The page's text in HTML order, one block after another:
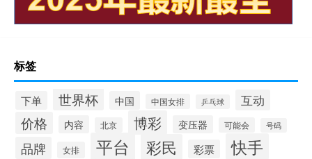
标签
下单 世界杯 中国 中国女排 乒乓球 互动
价格 内容 北京 博彩 变压器 可能会 号码
品牌 女排 平台 彩民 彩票 快手